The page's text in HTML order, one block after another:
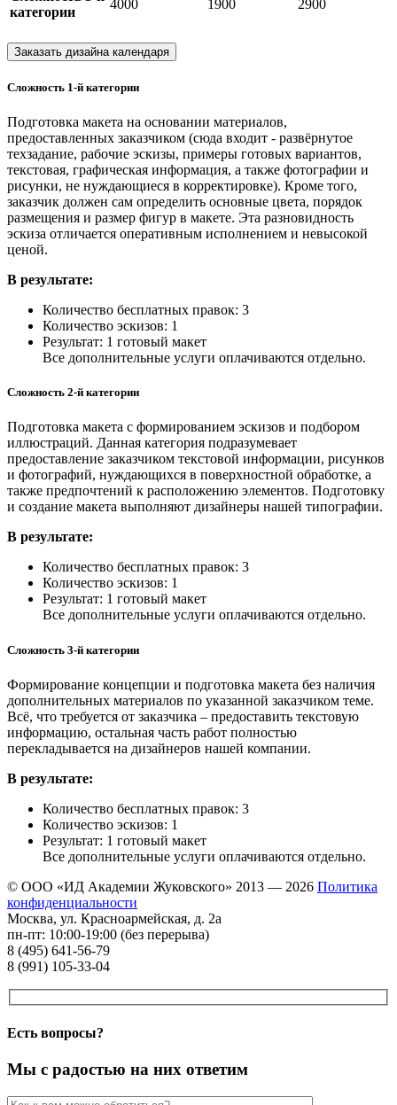
категории
4000 1900 2900
Заказать дизайна календаря
Сложность 1-й категории
Подготовка макета на основании материалов,
предоставленных заказчиком (сюда входит - развёрнутое
техзадание, рабочие эскизы, примеры готовых вариантов,
текстовая, графическая информация, а также фотографии и
рисунки, не нуждающиеся в корректировке). Кроме того,
заказчик должен сам определить основные цвета, порядок
размещения и размер фигур в макете. Эта разновидность
эскиза отличается оперативным исполнением и невысокой
ценой.
В результате:
Количество бесплатных правок: 3
Количество эскизов: 1
Результат: 1 готовый макет
Все дополнительные услуги оплачиваются отдельно.
Сложность 2-й категории
Подготовка макета с формированием эскизов и подбором
иллюстраций. Данная категория подразумевает
предоставление заказчиком текстовой информации, рисунков
и фотографий, нуждающихся в поверхностной обработке, а
также предпочтений к расположению элементов. Подготовку
и создание макета выполняют дизайнеры нашей типографии.
В результате:
Количество бесплатных правок: 3
Количество эскизов: 1
Результат: 1 готовый макет
Все дополнительные услуги оплачиваются отдельно.
Сложность 3-й категории
Формирование концепции и подготовка макета без наличия
дополнительных материалов по указанной заказчиком теме.
Всё, что требуется от заказчика – предоставить текстовую
информацию, остальная часть работ полностью
перекладывается на дизайнеров нашей компании.
В результате:
Количество бесплатных правок: 3
Количество эскизов: 1
Результат: 1 готовый макет
Все дополнительные услуги оплачиваются отдельно.
© ООО «ИД Академии Жуковского» 2013 — 2026 Политика
конфиденциальности
Москва, ул. Красноармейская, д. 2а
пн-пт: 10:00-19:00 (без перерыва)
8 (495) 641-56-79
8 (991) 105-33-04
Есть вопросы?
Мы с радостью на них ответим